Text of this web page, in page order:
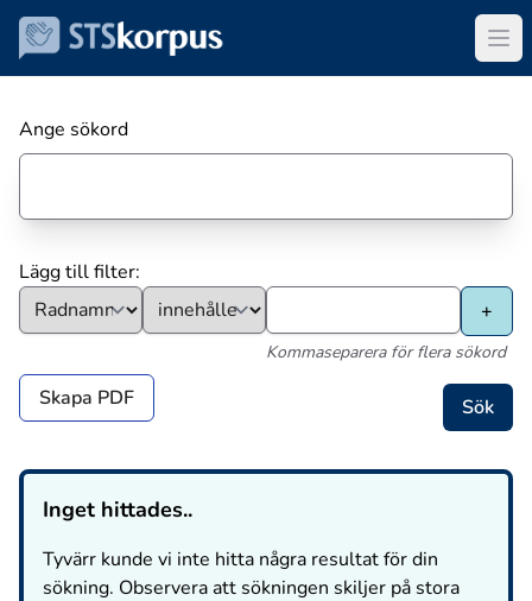
Ange sökord
Lägg till filter:
Kommaseparera för flera sökord
Skapa PDF
Inget hittades..
Tyvärr kunde vi inte hitta några resultat för din
sökning. Observera att sökningen skiljer på stora